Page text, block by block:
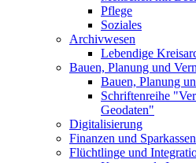
Pflege
Soziales
Archivwesen
Lebendige
Bauen, Planung und
Bauen, Planung
Schriftenreihe
Geodaten"
Digitalisierung
Finanzen und Sparkassen
Flüchtlinge und